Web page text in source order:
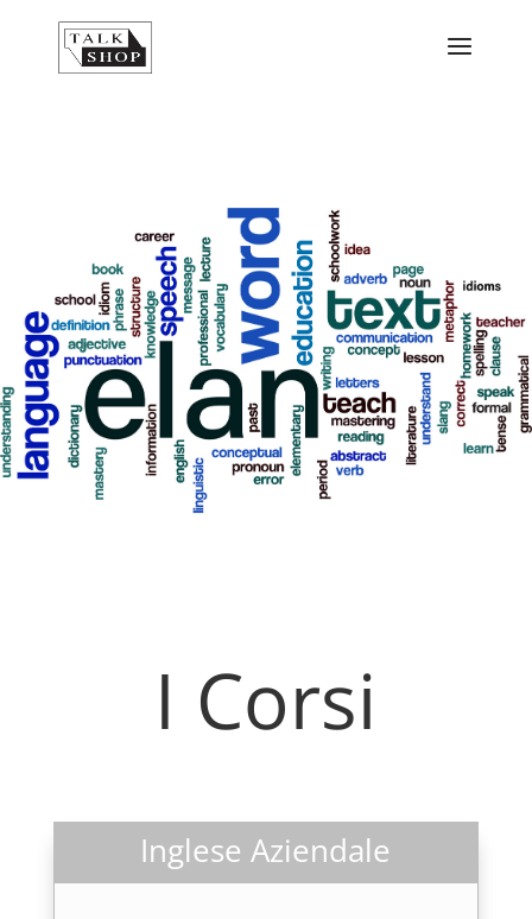
I Corsi
Inglese Aziendale